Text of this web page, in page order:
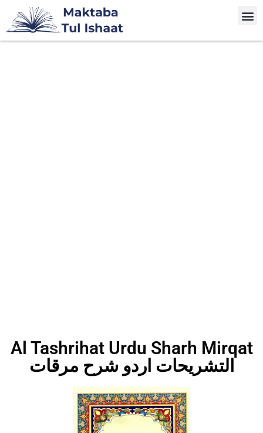
Al Tashrihat Urdu Sharh Mirqat
التشریحات اردو شرح مرقات